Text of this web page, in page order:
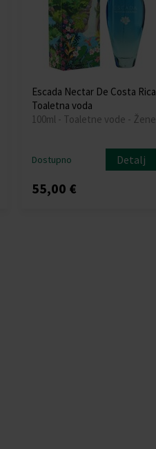
Escada Nectar De Costa Rica
Toaletna voda
100ml - Toaletne vode - Žene
Dostupno Detalj
55,00 €